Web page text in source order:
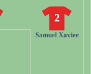
2
Samuel Xavier